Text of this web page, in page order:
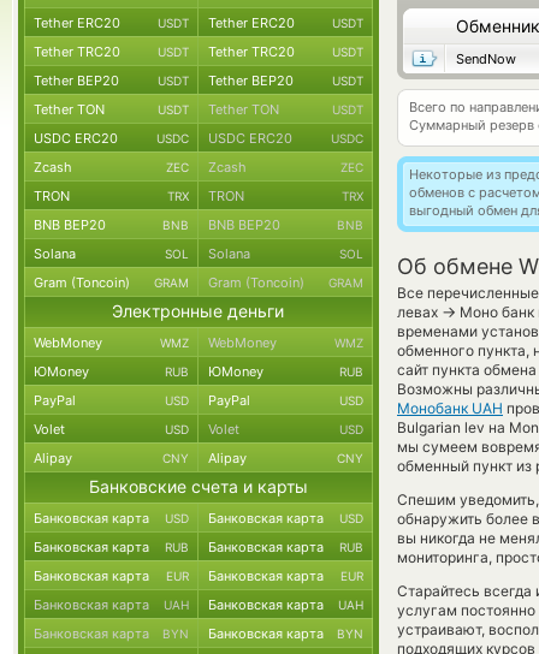
Обменник
SendNow
Всего по
Суммарный резерв
Некоторые из
обменов с
выгодный обмен
Об обмене
Все
левах → Моно банк
временами
обменного пункта,
сайт пункта
Возможны
Монобанк UAH
Bulgarian lev на
мы сумеем
обменный пункт из
Спешим
обнаружить более
вы никогда не
мониторинга,
Старайтесь всегда
услугам
устраивают,
подходящих
Tether ERC20 USDT Tether ERC20 USDT
Tether TRC20 USDT Tether TRC20 USDT
Tether BEP20 USDT Tether BEP20 USDT
Tether TON USDT Tether TON USDT
USDC ERC20 USDC USDC ERC20 USDC
Zcash ZEC Zcash ZEC
TRON TRX TRON TRX
BNB BEP20 BNB BNB BEP20 BNB
Solana SOL Solana SOL
Gram (Toncoin) GRAM Gram (Toncoin) GRAM
Электронные деньги
WebMoney WMZ WebMoney WMZ
ЮMoney RUB ЮMoney RUB
PayPal USD PayPal USD
Volet USD Volet USD
Alipay CNY Alipay CNY
Банковские счета и карты
Банковская карта USD Банковская карта USD
Банковская карта RUB Банковская карта RUB
Банковская карта EUR Банковская карта EUR
Банковская карта UAH Банковская карта UAH
Банковская карта BYN Банковская карта BYN